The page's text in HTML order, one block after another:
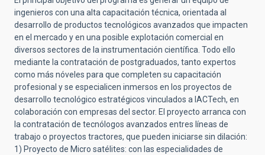
ingenieros con una alta capacitación técnica, orientada al
desarrollo de productos tecnológicos avanzados que impacten
en el mercado y en una posible explotación comercial en
diversos sectores de la instrumentación científica. Todo ello
mediante la contratación de postgraduados, tanto expertos
como más nóveles para que completen su capacitación
profesional y se especialicen inmersos en los proyectos de
desarrollo tecnológico estratégicos vinculados a IACTech, en
colaboración con empresas del sector. El proyecto arranca con
la contratación de tecnólogos avanzados entres líneas de
trabajo o proyectos tractores, que pueden iniciarse sin dilación:
1) Proyecto de Micro satélites: con las especialidades de